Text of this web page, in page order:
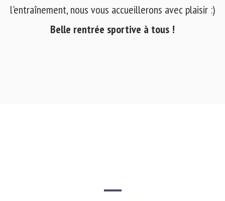
l'entraînement, nous vous accueillerons avec plaisir :)
Belle rentrée sportive à tous !